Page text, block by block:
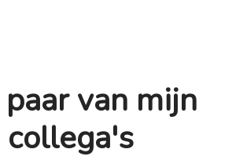
paar van mijn
collega's